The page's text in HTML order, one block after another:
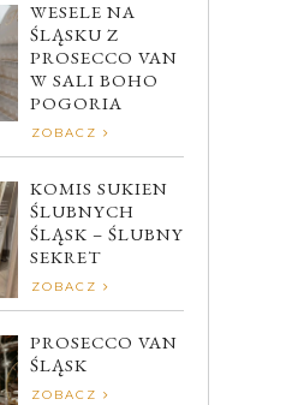
WESELE NA
ŚLĄSKU Z
PROSECCO VAN
W SALI BOHO
POGORIA
ZOBACZ
KOMIS SUKIEN
ŚLUBNYCH
ŚLĄSK – ŚLUBNY
SEKRET
ZOBACZ
PROSECCO VAN
ŚLĄSK
ZOBACZ